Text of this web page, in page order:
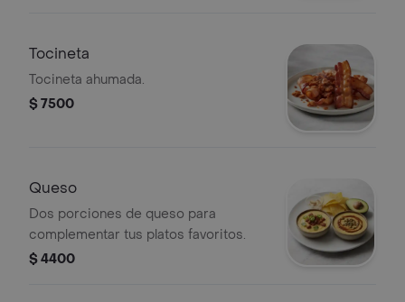
Tocineta
Tocineta ahumada.
$ 7500
Queso
Dos porciones de queso para
complementar tus platos favoritos.
$ 4400